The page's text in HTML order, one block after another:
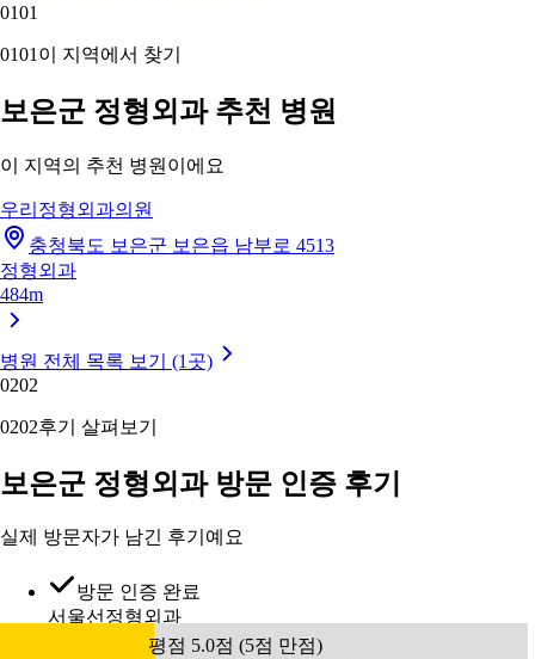
0101
0101 이 지역에서 찾기
보은군 정형외과 추천 병원
이 지역의 추천 병원이에요
우리정형외과의원
충청북도 보은군 보은읍 남부로 4513
정형외과
484m
병원 전체 목록 보기 (1곳)
0202
0202후기 살펴보기
보은군 정형외과 방문 인증 후기
실제 방문자가 남긴 후기예요
방문 인증 완료
서울선정형외과
평점 5.0점 (5점 만점)